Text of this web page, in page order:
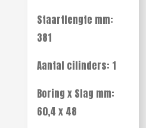
Staartlengte mm:
381
Aantal cilinders: 1
Boring x Slag mm:
60,4 x 48